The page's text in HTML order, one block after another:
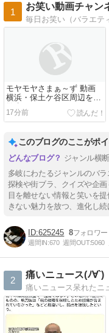
1
お笑い動画チャン
モヤモヤさまぁ～ず 動画
横浜・保土ケ谷区周辺をお
散歩 8月8日
17分前
このブログのここがポ
ジャンル横
多岐にわたるジャンルのバ
探検や街ブラ、クイズや企画
目を離せない情報と笑いを
きない魅力を放つ、進化し
625245 8
週間IN:670 週間OUT:5060
2
痛いニュース(ﾉ∀`)